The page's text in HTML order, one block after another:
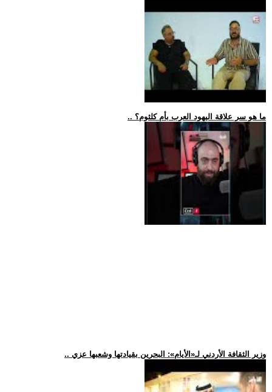
.. ما هو سر علاقة اليهود العرب بأم كلثوم؟
.. وزير الثقافة الأردني لـ«الأيام»: البحرين بقيادتها وشعبها عزي